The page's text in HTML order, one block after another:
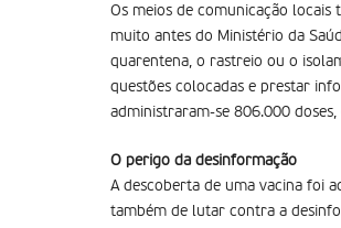
Os meios de comunicação locais
muito antes do Ministério da
quarentena, o rastreio ou o
questões colocadas e prestar
administraram-se 806.000
O perigo da desinformação
A descoberta de uma vacina foi
também de lutar contra a